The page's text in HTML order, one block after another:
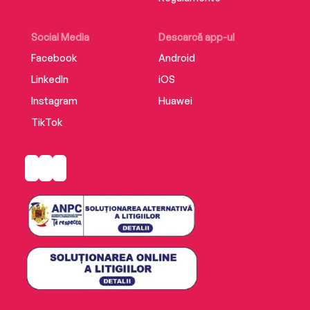
Social Media
Facebook
LinkedIn
Instagram
TikTok
Descarcă app-ul
Android
iOS
Huawei